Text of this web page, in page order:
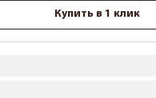
Купить в 1 клик